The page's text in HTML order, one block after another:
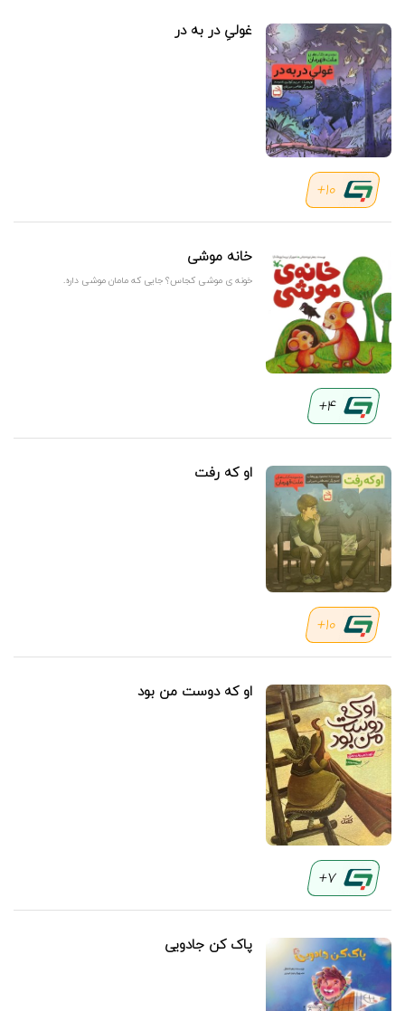
غولیِ در به در
10+
خانه موشی
خونه ی موشی کجاس؟ جایی که مامان موشی داره.
4+
او که رفت
10+
او که دوست من بود
7+
پاک کن جادویی